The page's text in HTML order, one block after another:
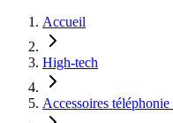
Accueil
High-tech
Accessoires téléphonie